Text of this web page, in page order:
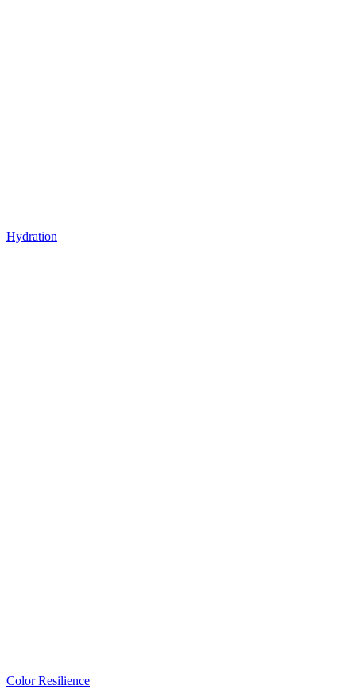
Hydration
Color Resilience